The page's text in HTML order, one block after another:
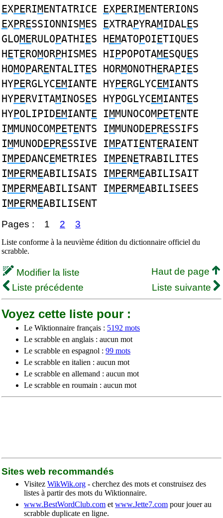
EXPERIMENTATRICE EXPERIMENTERIONS
EXPRESSIONNISMES EXTRAPYRAMIDALES
GLOMERULOPATHIES HEMATOPOIETIQUES
HETEROMORPHISMES HIPPOPOTAMESQUES
HOMOPARENTALITES HORMONOTHERAPIES
HYPERGLYCEMIANTE HYPERGLYCEMIANTS
HYPERVITAMINOSES HYPOGLYCEMIANTES
HYPOLIPIDEMIANTE IMMUNOCOMPETENTE
IMMUNOCOMPETENTS IMMUNODEPRESSIFS
IMMUNODEPRESSIVE IMPATIENTERAIENT
IMPEDANCEMETRIES IMPENETRABILITES
IMPERMEABILISAIS IMPERMEABILISAIT
IMPERMEABILISANT IMPERMEABILISEES
IMPERMEABILISENT
Pages : 1 2 3
Liste conforme à la neuvième édition du dictionnaire officiel du
scrabble.
Modifier la liste
Haut de page
Liste précédente
Liste suivante
Voyez cette liste pour :
Le Wiktionnaire français : 5192 mots
Le scrabble en anglais : aucun mot
Le scrabble en espagnol : 99 mots
Le scrabble en italien : aucun mot
Le scrabble en allemand : aucun mot
Le scrabble en roumain : aucun mot
Sites web recommandés
Visitez WikWik.org - cherchez des mots et construisez des
listes à partir des mots du Wiktionnaire.
www.BestWordClub.com et www.Jette7.com pour jouer au
scrabble duplicate en ligne.